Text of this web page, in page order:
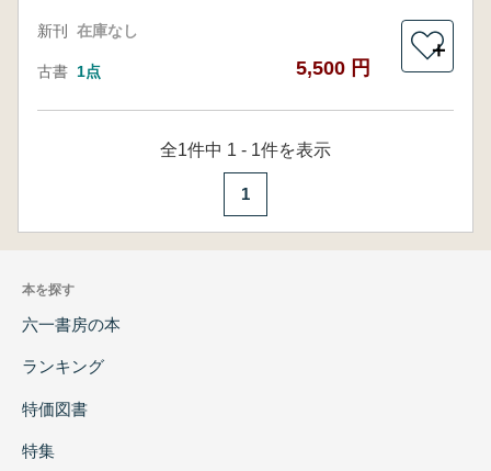
新刊 在庫なし
古書 1点 5,500 円
＋
全1件中 1 - 1件を表示
1
本を探す
六一書房の本
ランキング
特価図書
特集